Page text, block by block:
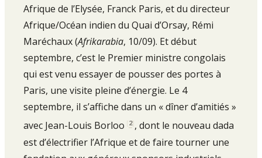
Afrique de l’Elysée, Franck Paris, et du direc­teur
Afrique/Océan indien du Quai d’Orsay, Rémi
Maréchaux (Afri­karabia, 10/09). Et début
septembre, c’est le Premier ministre congolais
qui est venu essayer de pousser des portes à
Paris, une vi­site pleine d’énergie. Le 4
septembre, il s’affiche dans un « dîner d’amitiés »
avec Jean-­Louis Borloo [ 2], dont le nouveau dada
est d’électrifier l’Afrique et de faire tourner une